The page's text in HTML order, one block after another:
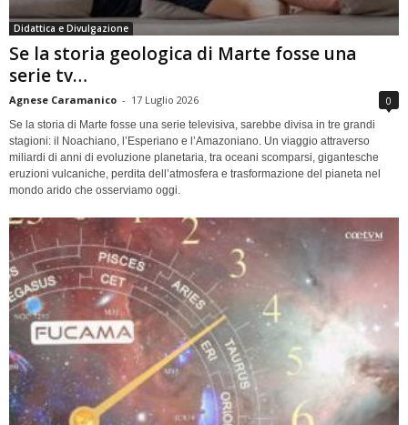
Didattica e Divulgazione
Se la storia geologica di Marte fosse una
serie tv…
Agnese Caramanico - 17 Luglio 2026 0
Se la storia di Marte fosse una serie televisiva, sarebbe divisa in tre grandi
stagioni: il Noachiano, l’Esperiano e l’Amazoniano. Un viaggio attraverso
miliardi di anni di evoluzione planetaria, tra oceani scomparsi, gigantesche
eruzioni vulcaniche, perdita dell’atmosfera e trasformazione del pianeta nel
mondo arido che osserviamo oggi.